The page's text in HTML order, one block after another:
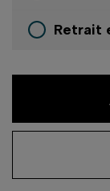
Retrait